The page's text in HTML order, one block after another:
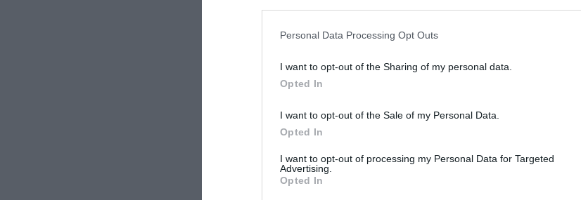
Personal Data Processing Opt Outs
I want to opt-out of the Sharing of my personal data.
Opted In
I want to opt-out of the Sale of my Personal Data.
Opted In
I want to opt-out of processing my Personal Data for Targeted
Advertising.
Opted In